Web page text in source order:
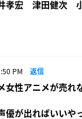
孝宏 津田健次
PM 返信
女性アニメが売れ
優が出ればいいや